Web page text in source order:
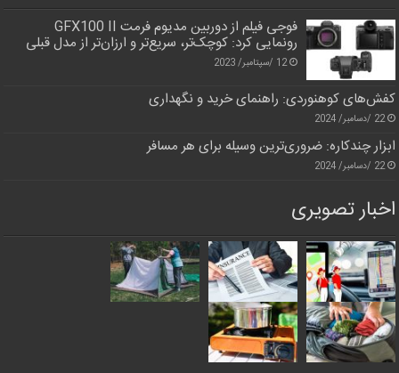
فوجی فیلم از دوربین مدیوم فرمت GFX100 II
رونمایی کرد: کوچک‌تر، سریع‌تر و ارزان‌تر از مدل قبلی
12 /سپتامبر/ 2023
کفش‌های کوهنوردی: راهنمای خرید و نگهداری
22 /دسامبر/ 2024
ابزار چندکاره: ضروری‌ترین وسیله برای هر مسافر
22 /دسامبر/ 2024
اخبار تصویری